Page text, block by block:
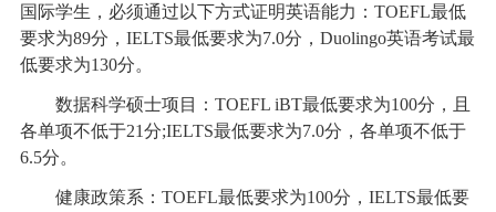
国际学生，必须通过以下方式证明英语能力：TOEFL最低
要求为89分，IELTS最低要求为7.0分，Duolingo英语考试最
低要求为130分。
数据科学硕士项目：TOEFL iBT最低要求为100分，且
各单项不低于21分;IELTS最低要求为7.0分，各单项不低于
6.5分。
健康政策系：TOEFL最低要求为100分，IELTS最低要